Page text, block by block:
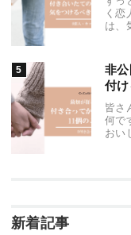
く恋
は、
非
付
皆さ
何で
おい
新着記事